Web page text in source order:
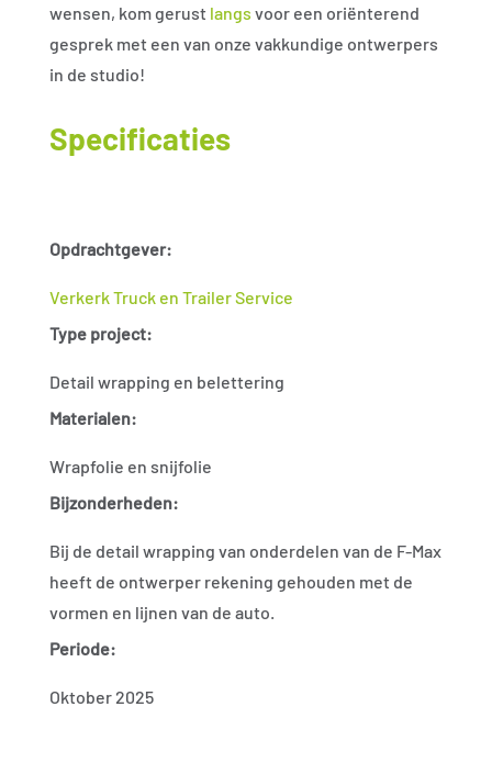
wensen, kom gerust langs voor een oriënterend
gesprek met een van onze vakkundige ontwerpers
in de studio!
Specificaties
Opdrachtgever:
Verkerk Truck en Trailer Service
Type project:
Detail wrapping en belettering
Materialen:
Wrapfolie en snijfolie
Bijzonderheden:
Bij de detail wrapping van onderdelen van de F-Max
heeft de ontwerper rekening gehouden met de
vormen en lijnen van de auto.
Periode:
Oktober 2025